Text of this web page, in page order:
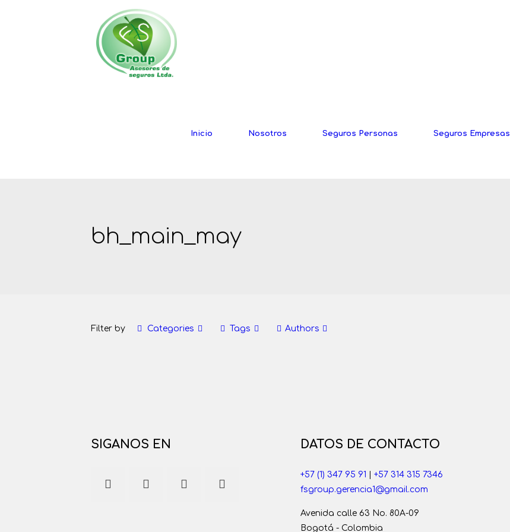
Inicio Nosotros Seguros Personas Seguros Empresas
bh_main_may
Filter by Categories Tags Authors
SIGANOS EN DATOS DE CONTACTO
+57 (1) 347 95 91
+57 314 315 7346
fsgroup.gerencia1@gmail.com
Avenida calle 63 No. 80A-09
Bogotá - Colombia